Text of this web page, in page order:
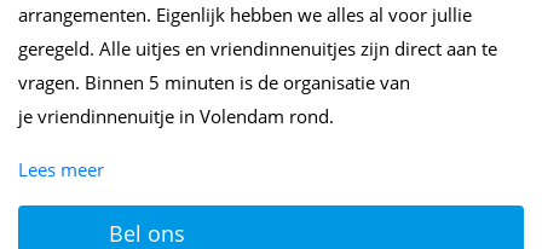
Bel ons
arrangementen. Eigenlijk hebben we alles al voor jullie
geregeld. Alle uitjes en vriendinnenuitjes zijn direct aan te
vragen. Binnen 5 minuten is de organisatie van
je vriendinnenuitje in Volendam rond.
Lees meer